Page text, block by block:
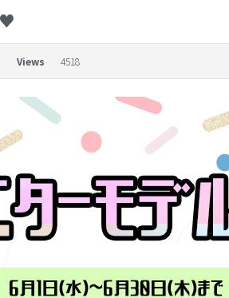
Views 4518